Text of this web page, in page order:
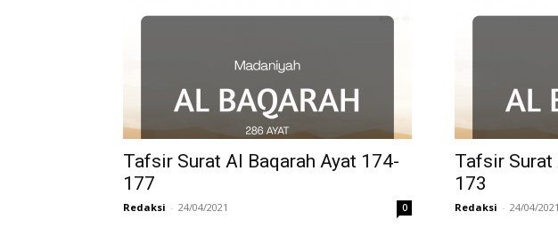
Indonesia
Tafsir Surat Al Baqarah Ayat 174-
177
Redaksi - 24/04/2021 0
Tafsir Surat
173
Redaksi - 24/04/2021